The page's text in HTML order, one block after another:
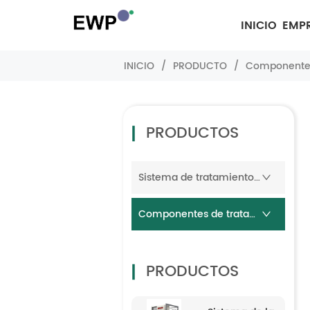
INICIO
INICIO / PRODUCTO /
PRODUCTOS
Sistema de tratamiento de agua
Componentes de tratamiento de agua
PRODUCTOS